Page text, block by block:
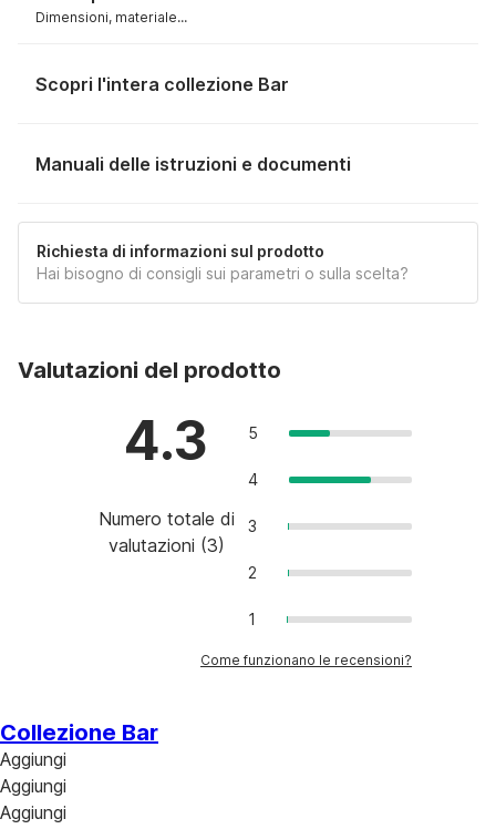
Dimensioni, materiale...
Scopri l'intera collezione Bar
Manuali delle istruzioni e documenti
3D MODEL (.SKP)
3D MODEL (.OBJ)
Richiesta di informazioni sul prodotto
Hai bisogno di consigli sui parametri o sulla scelta?
Valutazioni del prodotto
4.3
Numero totale di
valutazioni (3)
5
4
3
2
1
Come funzionano le recensioni?
Collezione Bar
Aggiungi
Aggiungi
Aggiungi